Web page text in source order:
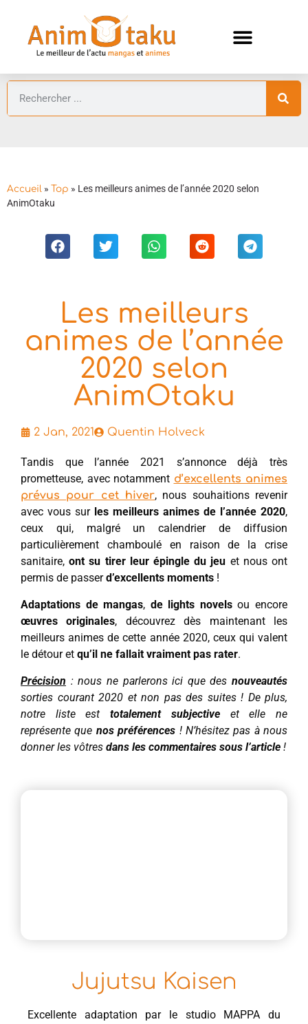
Accueil » Top » Les meilleurs animes de l’année 2020 selon
AnimOtaku
Les meilleurs
animes de l’année
2020 selon
AnimOtaku
2 Jan, 2021 Quentin Holveck
Tandis que l’année 2021 s’annonce déjà très
prometteuse, avec notamment d’excellents animes
prévus pour cet hiver, nous souhaitions revenir
avec vous sur les meilleurs animes de l’année 2020,
ceux qui, malgré un calendrier de diffusion
particulièrement chamboulé en raison de la crise
sanitaire,ont su tirer leur épingle du jeu et nous ont
permis de passerd’excellents moments !
Adaptations de mangas, de lights novelsou encore
œuvres originales, découvrez dès maintenant les
meilleurs animes de cette année 2020, ceux qui valent
le détour et qu’il ne fallait vraiment pas rater.
Précision : nous ne parlerons ici que des nouveautés
sorties courant 2020 et non pas des suites ! De plus,
notre liste esttotalement subjectiveet elle ne
représente que nos préférences ! N’hésitez pas à nous
donner les vôtres dans les commentaires sous l’article !
Jujutsu Kaisen
Excellente adaptation par le studio MAPPA du